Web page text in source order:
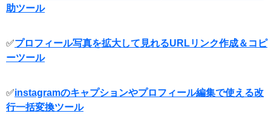
助ツール
✅プロフィール写真を拡大して見れるURLリンク作成＆コピ
ーツール
✅instagramのキャプションやプロフィール編集で使える改
行一括変換ツール